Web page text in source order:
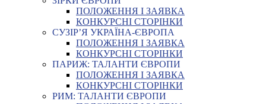
ПОЛОЖЕННЯ І ЗАЯВКА
КОНКУРСНІ СТОРІНКИ
СУЗІР’Я УКРАЇНА-ЄВРОПА
ПОЛОЖЕННЯ І ЗАЯВКА
КОНКУРСНІ СТОРІНКИ
ПАРИЖ: ТАЛАНТИ ЄВРОПИ
ПОЛОЖЕННЯ І ЗАЯВКА
КОНКУРСНІ СТОРІНКИ
РИМ: ТАЛАНТИ ЄВРОПИ